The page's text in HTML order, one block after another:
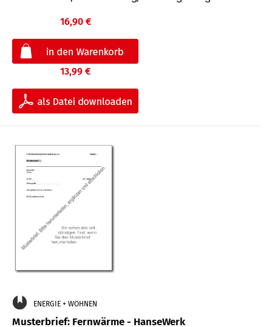
16,90 €
13,99 €
ENERGIE + WOHNEN
Musterbrief: Fernwärme - HanseWerk